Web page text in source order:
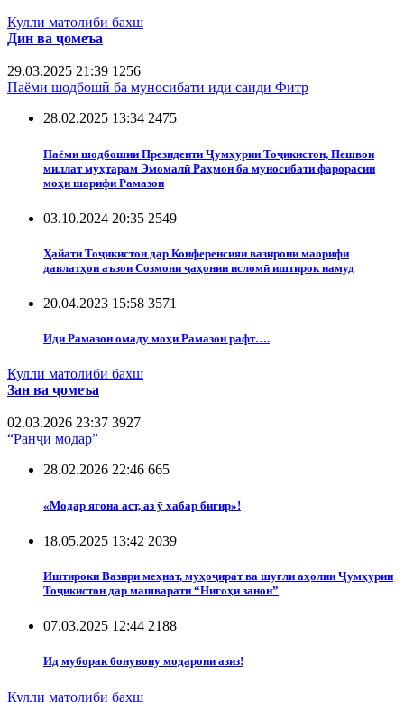
Кулли матолиби бахш
Дин ва ҷомеъа
29.03.2025 21:39 1256
Паёми шодбошӣ ба муносибати иди саиди Фитр
28.02.2025 13:34 2475
Паёми шодбошии Президенти Ҷумҳурии Тоҷикистон, Пешвои
миллат муҳтарам Эмомалӣ Раҳмон ба муносибати фарорасии
моҳи шарифи Рамазон
03.10.2024 20:35 2549
Ҳайати Тоҷикистон дар Конференсияи вазирони маорифи
давлатҳои аъзои Созмони ҷаҳонии исломӣ иштирок намуд
20.04.2023 15:58 3571
Иди Рамазон омаду моҳи Рамазон рафт….
Кулли матолиби бахш
Зан ва ҷомеъа
02.03.2026 23:37 3927
“Ранҷи модар”
28.02.2026 22:46 665
«Модар ягона аст, аз ӯ хабар бигир»!
18.05.2025 13:42 2039
Иштироки Вазири меҳнат, муҳоҷират ва шуғли аҳолии Ҷумҳурии
Тоҷикистон дар машварати “Нигоҳи занон”
07.03.2025 12:44 2188
Ид муборак бонувону модарони азиз!
Кулли матолиби бахш